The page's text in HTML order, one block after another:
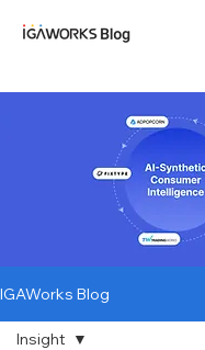
IGAWorks Blog
Insight